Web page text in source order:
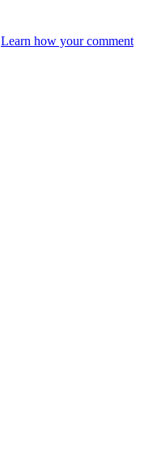
Learn how your comment